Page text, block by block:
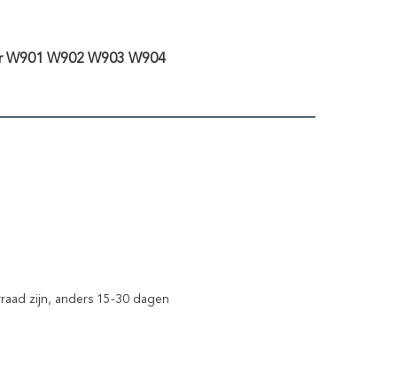
W901 W902 W903 W904
zijn, anders 15-30 dagen